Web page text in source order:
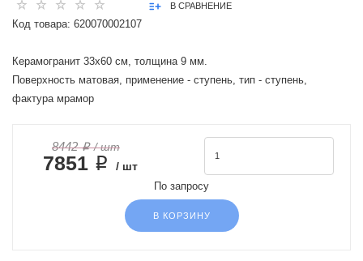
В СРАВНЕНИЕ
Код товара: 620070002107
Керамогранит 33x60 см, толщина 9 мм.
Поверхность матовая, применение - ступень, тип - ступень,
фактура мрамор
8442 ₽/ шт
7851 ₽ / шт
По запросу
В КОРЗИНУ